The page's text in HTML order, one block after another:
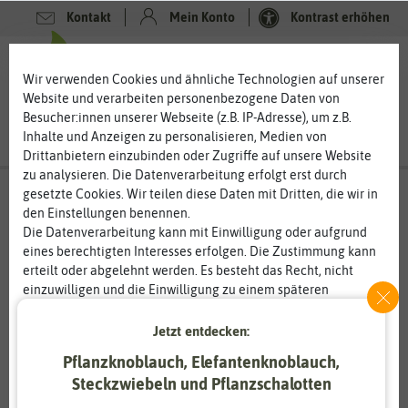
Kontakt Mein Konto Kontrast erhöhen
Wir verwenden Cookies und ähnliche Technologien auf unserer
Website und verarbeiten personenbezogene Daten von
Besucher:innen unserer Webseite (z.B. IP-Adresse), um z.B.
Inhalte und Anzeigen zu personalisieren, Medien von
Drittanbietern einzubinden oder Zugriffe auf unsere Website
zu analysieren. Die Datenverarbeitung erfolgt erst durch
gesetzte Cookies. Wir teilen diese Daten mit Dritten, die wir in
den Einstellungen benennen.
Die Datenverarbeitung kann mit Einwilligung oder aufgrund
eines berechtigten Interesses erfolgen. Die Zustimmung kann
erteilt oder abgelehnt werden. Es besteht das Recht, nicht
einzuwilligen und die Einwilligung zu einem späteren
Informationen zur Verwendung personenbezogener Daten und
Essenziell Statistik
Jetzt entdecken:
Pflanzknoblauch, Elefantenknoblauch,
Steckzwiebeln und Pflanzschalotten